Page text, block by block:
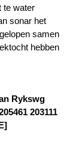
te water
sonar het
samen
hebben
Rykswg
203111